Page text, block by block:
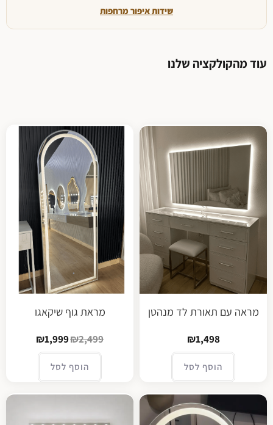
שידות איפור מרחפות
עוד מהקולקציה שלנו
מראה עם תאורת לד מנהטן
₪1,498
הוסף לסל
מראת גוף שיקאגו
₪2,499
₪1,999
הוסף לסל